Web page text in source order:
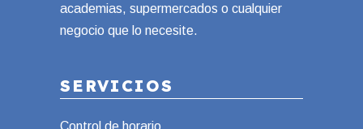
academias, supermercados o cualquier
negocio que lo necesite.
SERVICIOS
Control de horario